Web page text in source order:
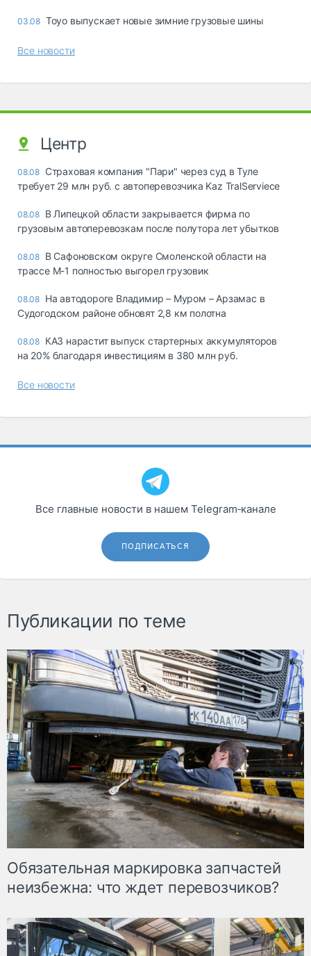
03.08 Toyo выпускает новые зимние грузовые шины
Все новости
Центр
08.08 Страховая компания "Пари" через суд в Туле
требует 29 млн руб. с автоперевозчика Kaz TralServiece
08.08 В Липецкой области закрывается фирма по
грузовым автоперевозкам после полутора лет убытков
08.08 В Сафоновском округе Смоленской области на
трассе М-1 полностью выгорел грузовик
08.08 На автодороге Владимир – Муром – Арзамас в
Судогодском районе обновят 2,8 км полотна
08.08 КАЗ нарастит выпуск стартерных аккумуляторов
на 20% благодаря инвестициям в 380 млн руб.
Все новости
Все главные новости в нашем Telegram‑канале
ПОДПИСАТЬСЯ
Публикации по теме
Обязательная маркировка запчастей
неизбежна: что ждет перевозчиков?